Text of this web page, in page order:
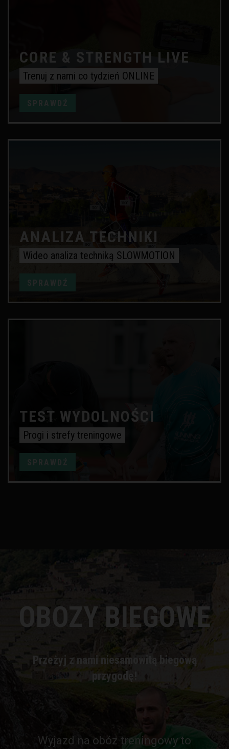
CORE & STRENGTH LIVE
Trenuj z nami co tydzień ONLINE
SPRAWDŹ
ANALIZA TECHNIKI
Wideo analiza techniką SLOWMOTION
SPRAWDŹ
TEST WYDOLNOŚCI
Progi i strefy treningowe
SPRAWDŹ
OBOZY BIEGOWE
Przeżyj z nami niesamowitą biegową
przygodę!
Wyjazd na obóz treningowy to